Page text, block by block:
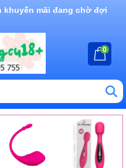
mãi đang chờ đợi
0